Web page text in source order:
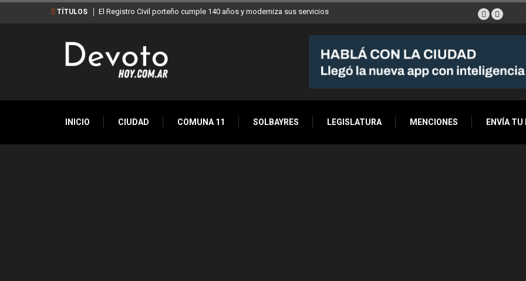
TÍTULOS El Registro Civil porteño cumple 140 años y moderniza sus servicios
INICIO CIUDAD COMUNA 11 SOLBAYRES LEGISLATURA MENCIONES ENVÍA TU